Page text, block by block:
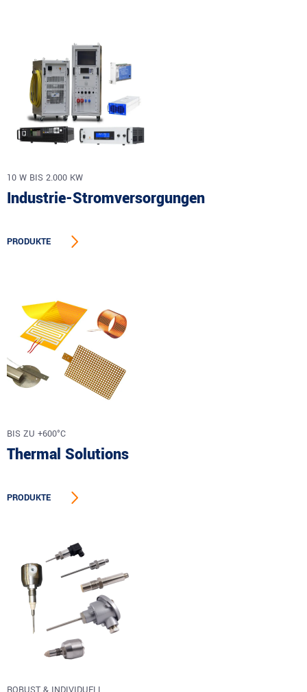
10 W BIS 2.000 KW
Industrie-Stromversorgungen
PRODUKTE
BIS ZU +600°C
Thermal Solutions
PRODUKTE